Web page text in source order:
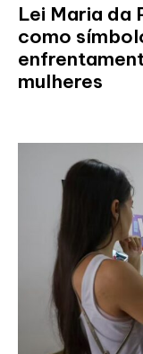
Lei Maria da
como
mulheres